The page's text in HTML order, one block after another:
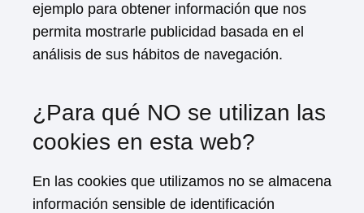
ejemplo para obtener información que nos
permita mostrarle publicidad basada en el
análisis de sus hábitos de navegación.
¿Para qué NO se utilizan las
cookies en esta web?
En las cookies que utilizamos no se almacena
información sensible de identificación